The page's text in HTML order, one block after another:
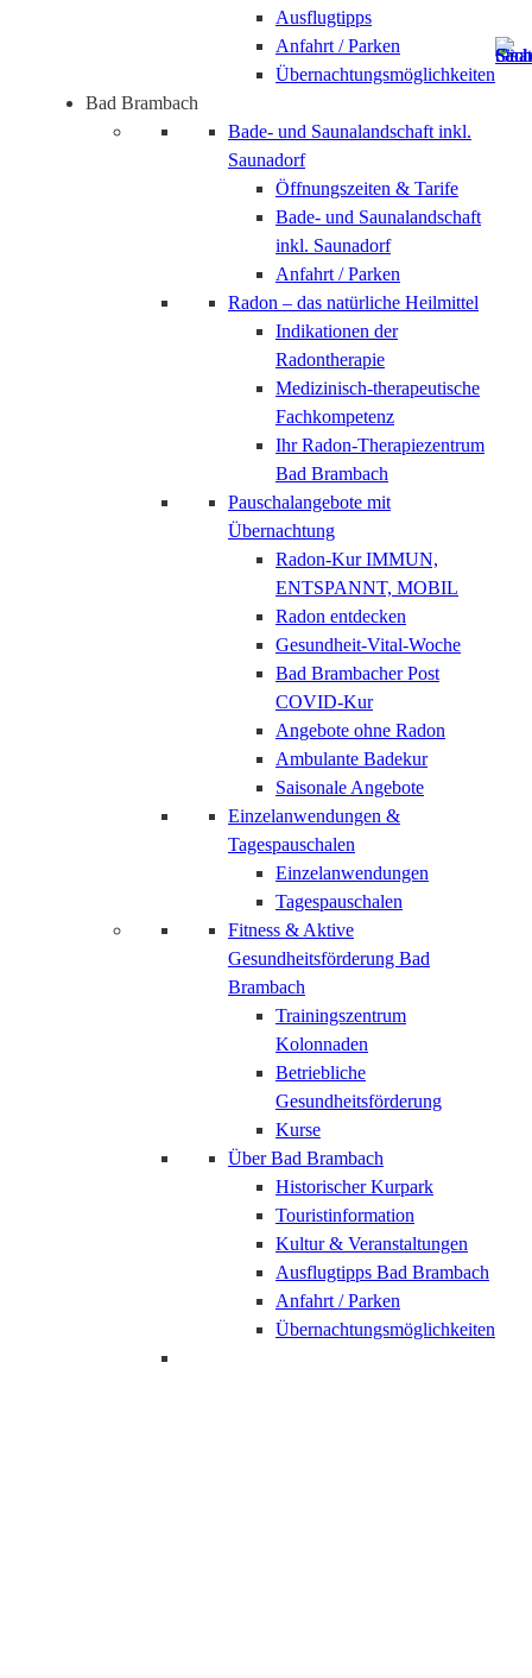
Ausflugtipps
Anfahrt / Parken
Übernachtungsmöglichkeiten
Bad Brambach
Bade- und Saunalandschaft inkl.
Saunadorf
Öffnungszeiten & Tarife
Bade- und Saunalandschaft
inkl. Saunadorf
Anfahrt / Parken
Radon – das natürliche Heilmittel
Indikationen der
Radontherapie
Medizinisch-therapeutische
Fachkompetenz
Ihr Radon-Therapiezentrum
Bad Brambach
Pauschalangebote mit
Übernachtung
Radon-Kur IMMUN,
ENTSPANNT, MOBIL
Radon entdecken
Gesundheit-Vital-Woche
Bad Brambacher Post
COVID-Kur
Angebote ohne Radon
Ambulante Badekur
Saisonale Angebote
Einzelanwendungen &
Tagespauschalen
Einzelanwendungen
Tagespauschalen
Fitness & Aktive
Gesundheitsförderung Bad
Brambach
Trainingszentrum
Kolonnaden
Betriebliche
Gesundheitsförderung
Kurse
Über Bad Brambach
Historischer Kurpark
Touristinformation
Kultur & Veranstaltungen
Ausflugtipps Bad Brambach
Anfahrt / Parken
Übernachtungsmöglichkeiten